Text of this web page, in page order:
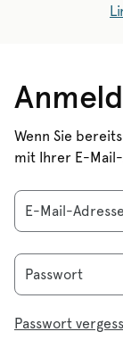
Wenn Sie
mit Ihrer E-
E-Mail-
Passwort
Passwort